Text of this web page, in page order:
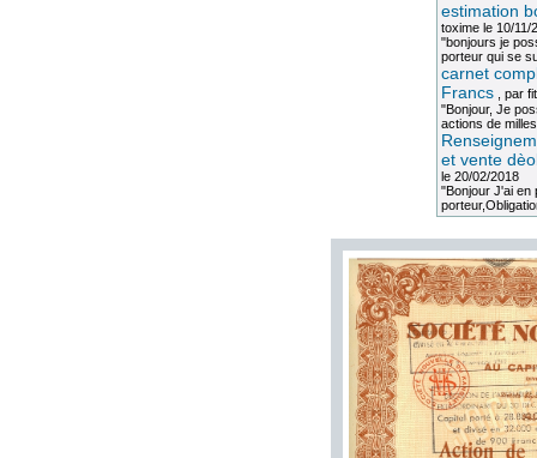
estimation
toximele 10/11/
"bonjours je
porteur qui se
carnet
Francs, par
"Bonjour, Je
actions de
et vente
le 20/02/2018
"Bonjour J'ai en